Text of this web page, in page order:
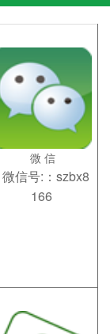
微 信
微信号:：szbx8
166